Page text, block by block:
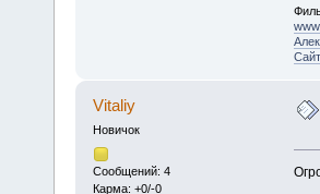
Vitaliy
Новичок
Сообщений: 4
Карма: +0/-0